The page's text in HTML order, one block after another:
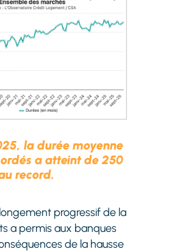
la durée moyenne
a atteint de 250
record.
progressif de la
a permis aux banques
de la hausse